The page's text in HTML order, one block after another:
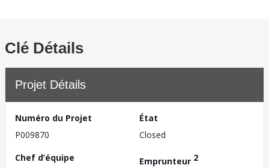
Clé Détails
Projet Détails
Numéro du Projet
P009870
État
Closed
Chef d’équipe
Emprunteur 2